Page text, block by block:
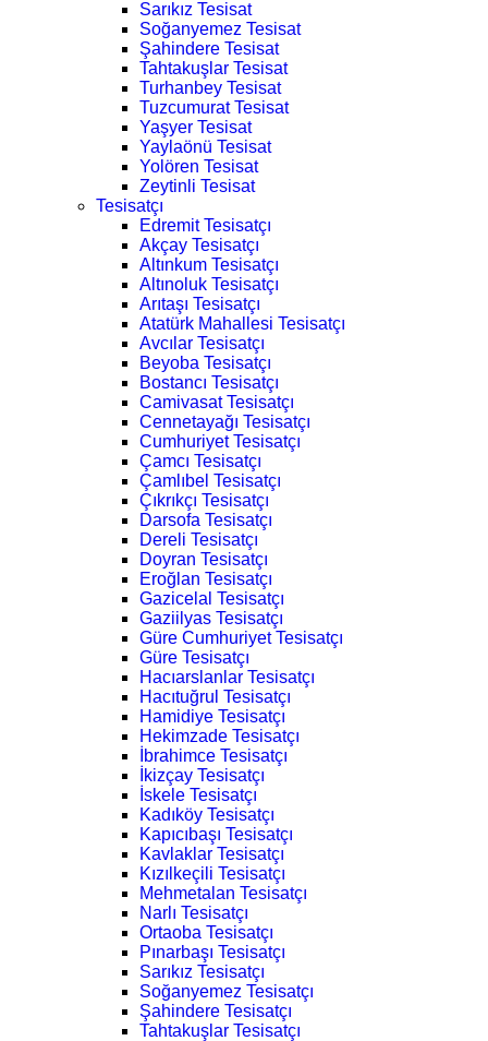
Sarıkız Tesisat
Soğanyemez Tesisat
Şahindere Tesisat
Tahtakuşlar Tesisat
Turhanbey Tesisat
Tuzcumurat Tesisat
Yaşyer Tesisat
Yaylaönü Tesisat
Yolören Tesisat
Zeytinli Tesisat
Tesisatçı
Edremit Tesisatçı
Akçay Tesisatçı
Altınkum Tesisatçı
Altınoluk Tesisatçı
Arıtaşı Tesisatçı
Atatürk Mahallesi Tesisatçı
Avcılar Tesisatçı
Beyoba Tesisatçı
Bostancı Tesisatçı
Camivasat Tesisatçı
Cennetayağı Tesisatçı
Cumhuriyet Tesisatçı
Çamcı Tesisatçı
Çamlıbel Tesisatçı
Çıkrıkçı Tesisatçı
Darsofa Tesisatçı
Dereli Tesisatçı
Doyran Tesisatçı
Eroğlan Tesisatçı
Gazicelal Tesisatçı
Gaziilyas Tesisatçı
Güre Cumhuriyet Tesisatçı
Güre Tesisatçı
Hacıarslanlar Tesisatçı
Hacıtuğrul Tesisatçı
Hamidiye Tesisatçı
Hekimzade Tesisatçı
İbrahimce Tesisatçı
İkizçay Tesisatçı
İskele Tesisatçı
Kadıköy Tesisatçı
Kapıcıbaşı Tesisatçı
Kavlaklar Tesisatçı
Kızılkeçili Tesisatçı
Mehmetalan Tesisatçı
Narlı Tesisatçı
Ortaoba Tesisatçı
Pınarbaşı Tesisatçı
Sarıkız Tesisatçı
Soğanyemez Tesisatçı
Şahindere Tesisatçı
Tahtakuşlar Tesisatçı